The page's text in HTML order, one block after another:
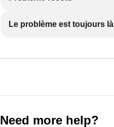
Le problème est toujours là
Need more help?